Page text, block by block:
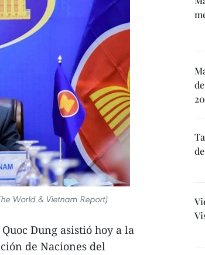
World & Vietnam Report)
Dung asistió hoy a la
de Naciones del